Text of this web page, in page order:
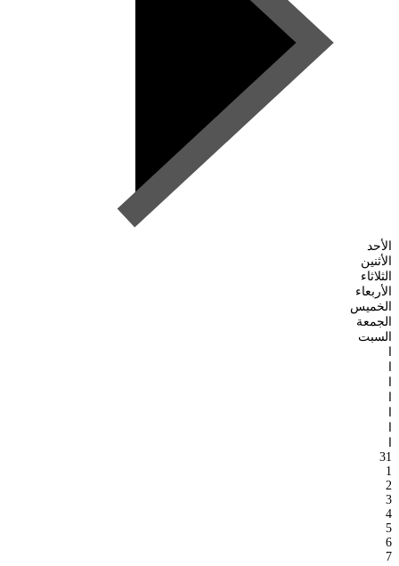
الأحد
الأثنين
الثلاثاء
الأربعاء
الخميس
الجمعة
السبت
ا
ا
ا
ا
ا
ا
ا
31
1
2
3
4
5
6
7